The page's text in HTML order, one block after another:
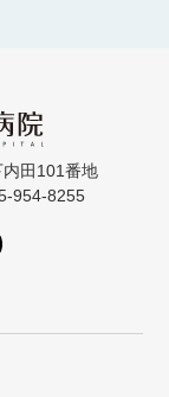
田101番地
954-8255